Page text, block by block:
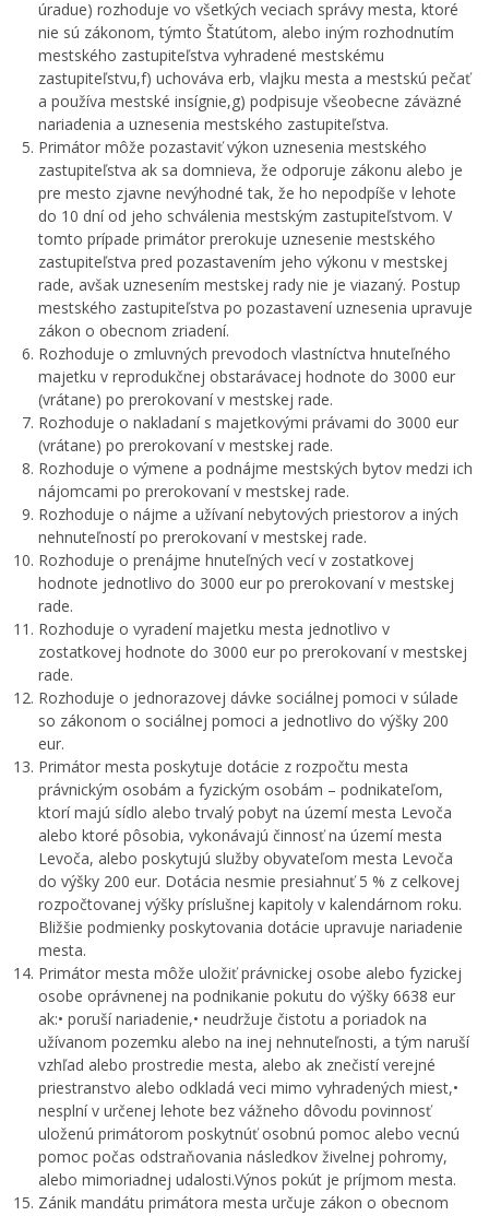
úradue) rozhoduje vo všetkých veciach správy mesta, ktoré
nie sú zákonom, týmto Štatútom, alebo iným rozhodnutím
mestského zastupiteľstva vyhradené mestskému
zastupiteľstvu,f) uchováva erb, vlajku mesta a mestskú pečať
a používa mestské insígnie,g) podpisuje všeobecne záväzné
nariadenia a uznesenia mestského zastupiteľstva.
Primátor môže pozastaviť výkon uznesenia mestského
zastupiteľstva ak sa domnieva, že odporuje zákonu alebo je
pre mesto zjavne nevýhodné tak, že ho nepodpíše v lehote
do 10 dní od jeho schválenia mestským zastupiteľstvom. V
tomto prípade primátor prerokuje uznesenie mestského
zastupiteľstva pred pozastavením jeho výkonu v mestskej
rade, avšak uznesením mestskej rady nie je viazaný. Postup
mestského zastupiteľstva po pozastavení uznesenia upravuje
zákon o obecnom zriadení.
Rozhoduje o zmluvných prevodoch vlastníctva hnuteľného
majetku v reprodukčnej obstarávacej hodnote do 3000 eur
(vrátane) po prerokovaní v mestskej rade.
Rozhoduje o nakladaní s majetkovými právami do 3000 eur
(vrátane) po prerokovaní v mestskej rade.
Rozhoduje o výmene a podnájme mestských bytov medzi ich
nájomcami po prerokovaní v mestskej rade.
Rozhoduje o nájme a užívaní nebytových priestorov a iných
nehnuteľností po prerokovaní v mestskej rade.
Rozhoduje o prenájme hnuteľných vecí v zostatkovej
hodnote jednotlivo do 3000 eur po prerokovaní v mestskej
rade.
Rozhoduje o vyradení majetku mesta jednotlivo v
zostatkovej hodnote do 3000 eur po prerokovaní v mestskej
rade.
Rozhoduje o jednorazovej dávke sociálnej pomoci v súlade
so zákonom o sociálnej pomoci a jednotlivo do výšky 200
eur.
Primátor mesta poskytuje dotácie z rozpočtu mesta
právnickým osobám a fyzickým osobám – podnikateľom,
ktorí majú sídlo alebo trvalý pobyt na území mesta Levoča
alebo ktoré pôsobia, vykonávajú činnosť na území mesta
Levoča, alebo poskytujú služby obyvateľom mesta Levoča
do výšky 200 eur. Dotácia nesmie presiahnuť 5 % z celkovej
rozpočtovanej výšky príslušnej kapitoly v kalendárnom roku.
Bližšie podmienky poskytovania dotácie upravuje nariadenie
mesta.
Primátor mesta môže uložiť právnickej osobe alebo fyzickej
osobe oprávnenej na podnikanie pokutu do výšky 6638 eur
ak:• poruší nariadenie,• neudržuje čistotu a poriadok na
užívanom pozemku alebo na inej nehnuteľnosti, a tým naruší
vzhľad alebo prostredie mesta, alebo ak znečistí verejné
priestranstvo alebo odkladá veci mimo vyhradených miest,•
nesplní v určenej lehote bez vážneho dôvodu povinnosť
uloženú primátorom poskytnúť osobnú pomoc alebo vecnú
pomoc počas odstraňovania následkov živelnej pohromy,
alebo mimoriadnej udalosti.Výnos pokút je príjmom mesta.
Zánik mandátu primátora mesta určuje zákon o obecnom